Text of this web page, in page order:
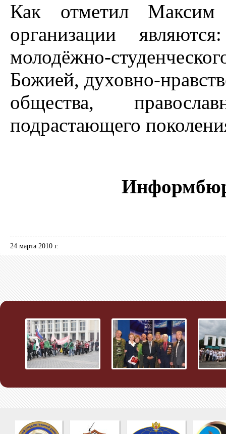
Как отметил Максим
организации
молодёжно-
Божией, духовно-
общества,
подрастающего
24 марта 2010 г.